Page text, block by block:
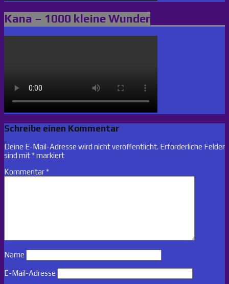
Kana – 1000 kleine Wunder
Schreibe einen Kommentar
Deine E-Mail-Adresse wird nicht veröffentlicht. Erforderliche Felder
sind mit*markiert
Kommentar*
Name
E-Mail-Adresse